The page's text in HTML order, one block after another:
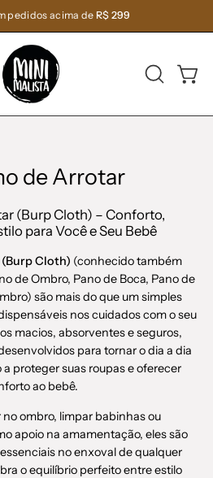
pedidos acima de R$ 299
ABRA
de Arrotar
(Burp Cloth) – Conforto,
para Você e Seu Bebê
Cloth) (conhecido também
de Ombro, Pano de Boca, Pano de
são mais do que um simples
nos cuidados com o seu
macios, absorventes e seguros,
para tornar o dia a dia
proteger suas roupas e oferecer
ao bebê.
no ombro, limpar babinhas ou
apoio na amamentação, eles são
no enxoval de qualquer
o equilíbrio perfeito entre estilo